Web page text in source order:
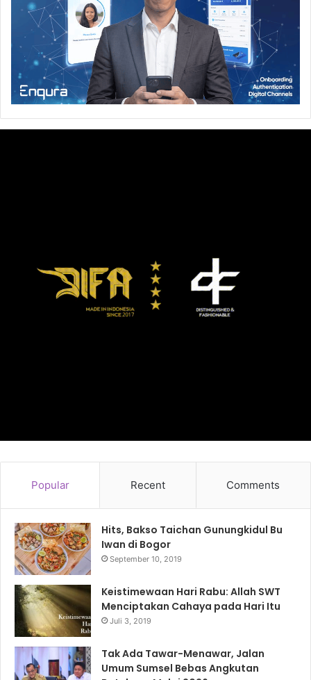
Popular Recent Comments
Hits, Bakso Taichan Gunungkidul Bu
Iwan di Bogor
September 10, 2019
Keistimewaan Hari Rabu: Allah SWT
Menciptakan Cahaya pada Hari Itu
Juli 3, 2019
Tak Ada Tawar-Menawar, Jalan
Umum Sumsel Bebas Angkutan